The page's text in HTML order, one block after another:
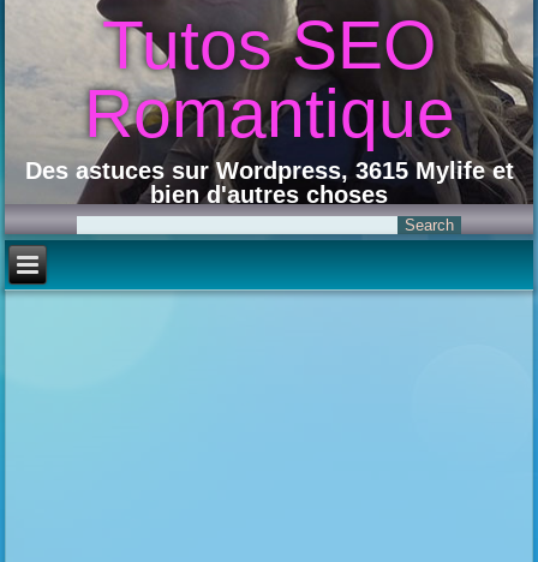
Tutos SEO
Romantique
Des astuces sur Wordpress, 3615 Mylife et
bien d'autres choses